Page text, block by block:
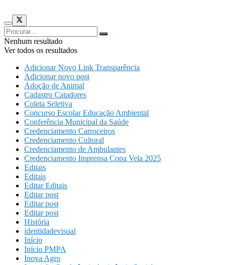
Nenhum resultado
Ver todos os resultados
Adicionar Novo Link Transparência
Adicionar novo post
Adoção de Animal
Cadastro Catadores
Coleta Seletiva
Concurso Escolar Educação Ambiental
Conferência Municipal da Saúde
Credenciamento Carroceiros
Credenciamento Cultural
Credenciamento de Ambulantes
Credenciamento Imprensa Copa Vela 2025
Editais
Editais
Editar Editais
Editar post
Editar post
Editar post
História
identidadevisual
Início
Início PMPA
Inova Agro